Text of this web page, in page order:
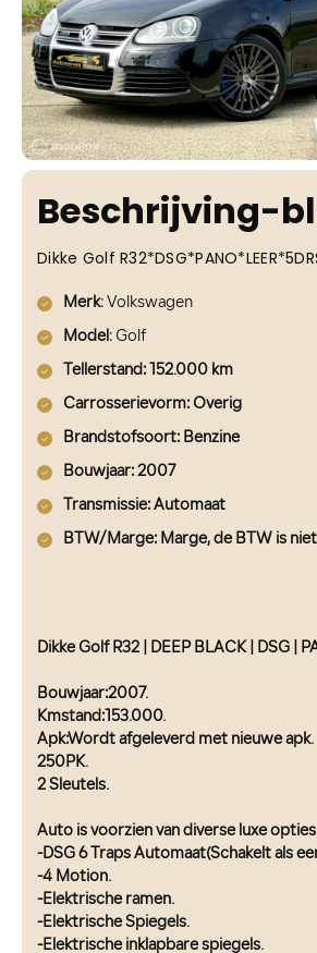
Beschrijving-
Dikke Golf
Merk: Volkswagen
Model : Golf
Tellerstand: 152.000 km
Carrosserievorm: Overig
Brandstofsoort: Benzine
Bouwjaar: 2007
Transmissie: Automaat
BTW/Marge: Marge, de BTW is
Dikke Golf R32 | DEEP BLACK | DSG |
Bouwjaar:2007.
Kmstand:153.000.
Apk:Wordt afgeleverd met nieuwe apk.
250PK.
2 Sleutels.
Auto is voorzien van diverse luxe
-DSG 6 Traps Automaat(Schakelt als
-4 Motion.
-Elektrische ramen.
-Elektrische Spiegels.
-Elektrische inklapbare spiegels.